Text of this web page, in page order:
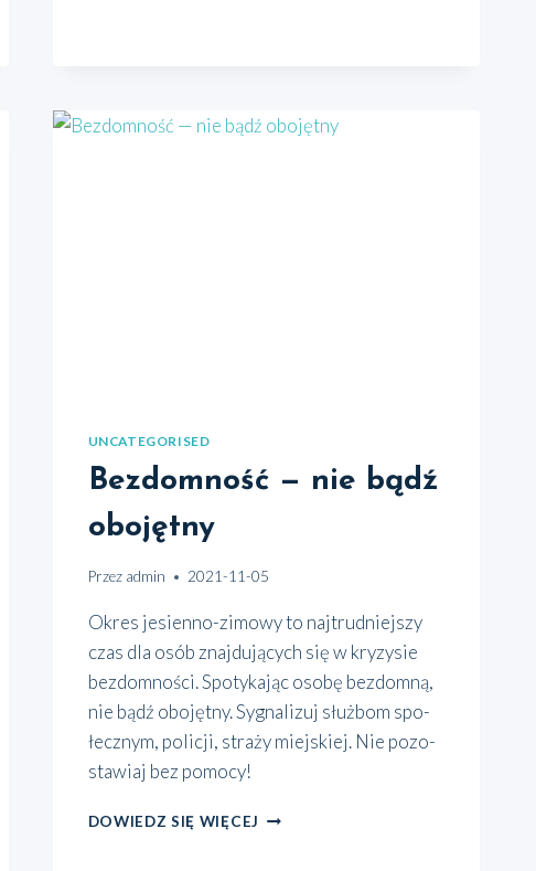
UNCATEGORISED
Bezdomność — nie bądź
obojętny
Przez admin 2021-11-05
Okres jesie­n­no-zimo­­wy to naj­trud­niej­szy
czas dla osób znaj­du­ją­cych się w kry­zy­sie
bez­dom­no­ści. Spo­ty­ka­jąc oso­bę bez­dom­ną,
nie bądź obo­jęt­ny. Sygna­li­zuj służ­bom spo­
łecz­nym, poli­cji, stra­ży miej­skiej. Nie pozo­
sta­wiaj bez pomo­cy!
DOWIEDZ SIĘ WIĘCEJ BEZDOMNOŚĆ